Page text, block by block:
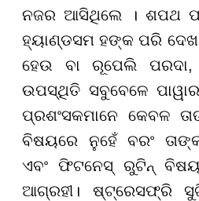
ନଜର ଆସିଥିଲେ । ଶପଥ
ହ୍ୟାଣ୍ଡସମ ହଙ୍କ ପରି
ହେଉ ବା ରୂପେଲି ପରଦା,
ଉପସ୍ଥିତି ସବୁବେଳେ
ପ୍ରଶଂସକମାନେ କେବଳ
ବିଷୟରେ ନୁହେଁ ବରଂ
ଏବଂ ଫିଟନେସ୍ ରୁଟିନ୍
ଆଗ୍ରହୀ। ଷ୍ଟ୍ରେସଫ୍ରି